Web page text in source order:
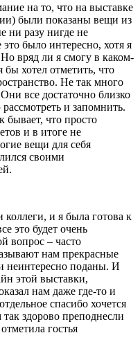
на то, что на выставке
были показаны вещи из
ни разу нигде не
было интересно, хотя я
вряд ли я смогу в каком-
бы хотел отметить, что
Не так много
все достаточно близко
и запомнить.
бывает, что просто
и в итоге не
вещи для себя
своими
и я была готова к
это будет очень
вопрос – часто
нам прекрасные
неинтересно поданы. И
этой выставки,
нам даже где-то и
спасибо хочется
здорово преподнесли
гостья